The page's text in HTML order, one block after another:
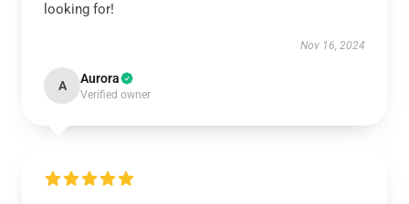
looking for!
Nov 16, 2024
A Aurora
Verified owner